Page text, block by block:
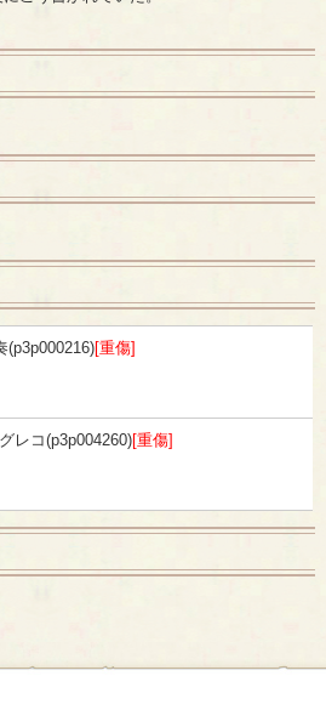
(p3p000216)[重傷]
レコ(p3p004260)[重傷]